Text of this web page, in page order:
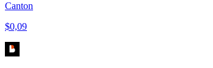
Canton
$0,09